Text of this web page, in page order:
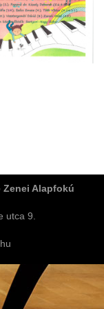
Zenei Alapfokú
utca 9.